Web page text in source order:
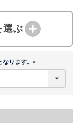
選ぶ
ります。